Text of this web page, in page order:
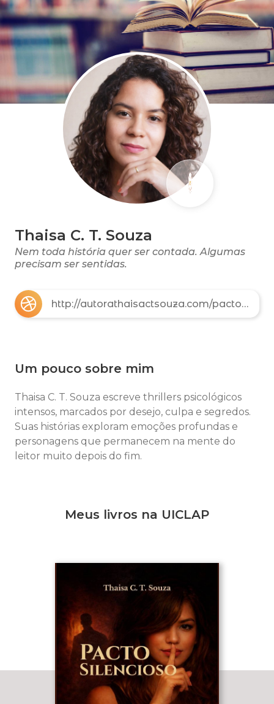
Thaisa C. T. Souza
Nem toda história quer ser contada. Algumas
precisam ser sentidas.
http://autorathaisactsouza.com/pactosilencioso
Um pouco sobre mim
Thaisa C. T. Souza escreve thrillers psicológicos
intensos, marcados por desejo, culpa e segredos.
Suas histórias exploram emoções profundas e
personagens que permanecem na mente do
leitor muito depois do fim.
Meus livros na UICLAP